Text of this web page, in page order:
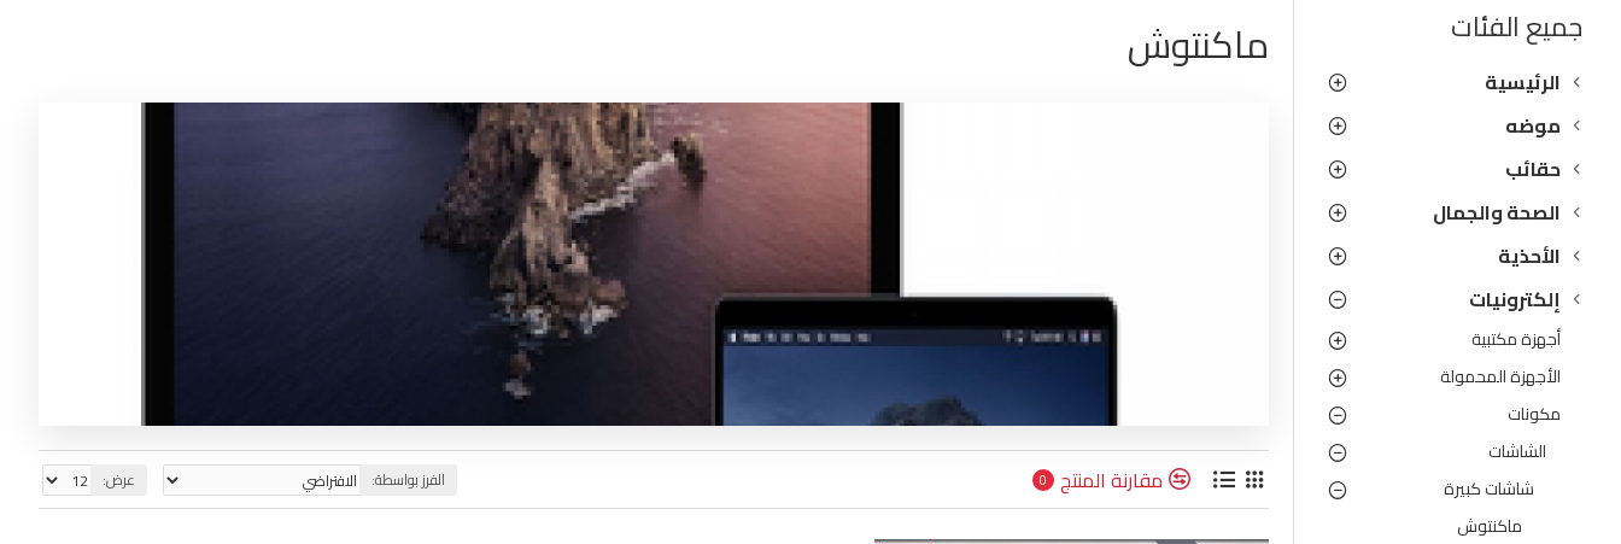
جميع الفئات
الرئيسية
موضه
حقائب
الصحة والجمال
الأحذية
إلكترونيات
أجهزة مكتبية
الأجهزة المحمولة
مكونات
الشاشات
شاشات كبيرة
ماكنتوش
ماكنتوش
مقارنة المنتج 0 الفرز بواسطة: عرض: